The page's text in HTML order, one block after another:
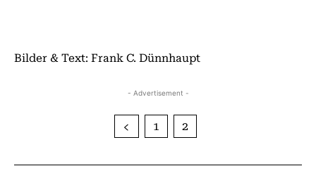
Bilder & Text: Frank C. Dünnhaupt
- Advertisement -
1 2